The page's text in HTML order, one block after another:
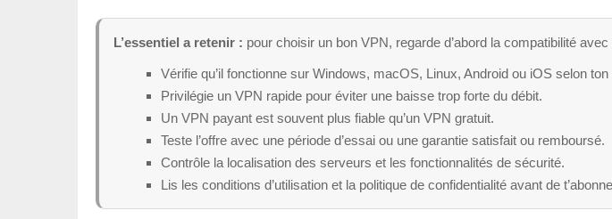
L’essentiel a retenir : pour choisir un bon VPN, regarde d’abord la compatibilité
Vérifie qu’il fonctionne sur Windows, macOS, Linux, Android ou iOS selon ton
Privilégie un VPN rapide pour éviter une baisse trop forte du débit.
Un VPN payant est souvent plus fiable qu’un VPN gratuit.
Teste l’offre avec une période d’essai ou une garantie satisfait ou remboursé.
Contrôle la localisation des serveurs et les fonctionnalités de sécurité.
Lis les conditions d’utilisation et la politique de confidentialité avant de